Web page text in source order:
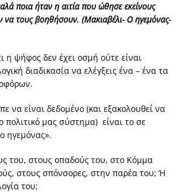
ποια ήταν η αιτία που ώθησε εκείνους
τους βοηθήσουν. (Μακιαβέλι- Ο ηγεμόνας-
η ψήφος δεν έχει οσμή ούτε είναι
διαδικασία να ελέγξεις ένα – ένα τα
να είναι δεδομένο (και εξακολουθεί να
πολιτικό μας σύστημα) είναι το σε
ηγεμόνας».
του, στους οπαδούς του, στο Κόμμα
στους σπόνσορες, στην παρέα του; Ή
του;